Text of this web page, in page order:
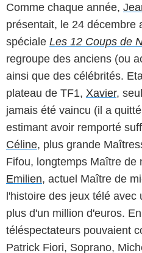
Comme chaque année,
présentait, le 24 décembre
spéciale Les 12 Coups de
regroupe des anciens (ou
ainsi que des célébrités.
plateau de TF1, Xavier,
jamais été vaincu (il a
estimant avoir remporté
Céline, plus grande
Fifou, longtemps Maître de
Emilien, actuel Maître de
l'histoire des jeux télé avec
plus d'un million d'euros.
téléspectateurs pouvaient
Patrick Fiori, Soprano,